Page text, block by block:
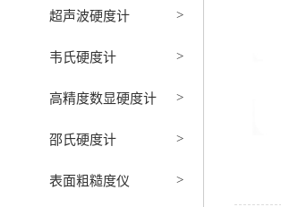
超声波硬度计 >
韦氏硬度计 >
高精度数显硬度计 >
邵氏硬度计 >
表面粗糙度仪 >